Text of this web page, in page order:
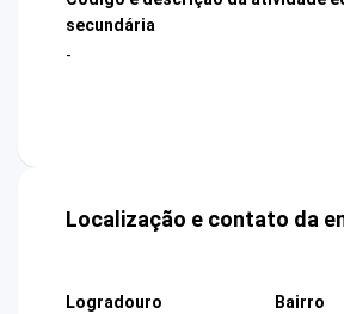
secundária
-
Localização e contato da
Logradouro
Bairro